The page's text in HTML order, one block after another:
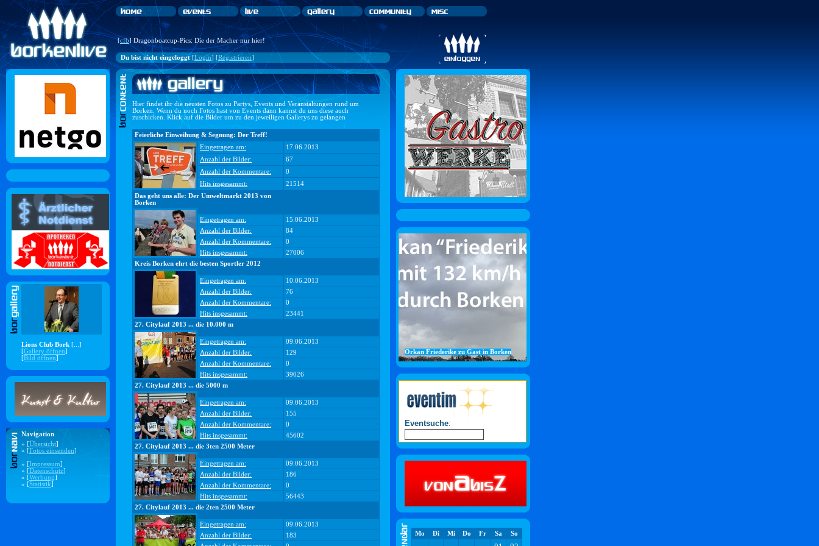
[cfb] Dragonboatcup-Pics: Die der Macher nur hier!
Du bist nicht eingeloggt[Login] [Registrieren]
Lions Club Bork [...]
[Gallery öffnen]
[Bild öffnen]
Navigation
» [Übersicht]
» [Fotos einsenden]
» [Impressum]
» [Datenschutz]
» [Werbung]
» [Statistik]
Hier findet ihr die neusten Fotos zu Partys, Events und Veranstaltungen rund um
Borken. Wenn du noch Fotos hast von Events dann kannst du uns diese auch
zuschicken. Klick auf die Bilder um zu den jeweiligen Gallerys zu gelangen
Feierliche Einweihung & Segnung: Der Treff!
Eingetragen am:
17.06.2013
Anzahl der Bilder:
67
Anzahl der Kommentare:
0
Hits insgesammt:
21514
Das geht uns alle: Der Umweltmarkt 2013 von
Borken
Eingetragen am:
15.06.2013
Anzahl der Bilder:
84
Anzahl der Kommentare:
0
Hits insgesammt:
27006
Kreis Borken ehrt die besten Sportler 2012
Eingetragen am:
10.06.2013
Anzahl der Bilder:
76
Anzahl der Kommentare:
0
Hits insgesammt:
23441
27. Citylauf 2013 ... die 10.000 m
Eingetragen am:
09.06.2013
Anzahl der Bilder:
129
Anzahl der Kommentare:
0
Hits insgesammt:
39026
27. Citylauf 2013 ... die 5000 m
Eingetragen am:
09.06.2013
Anzahl der Bilder:
155
Anzahl der Kommentare:
0
Hits insgesammt:
45602
27. Citylauf 2013 ... die 3ten 2500 Meter
Eingetragen am:
09.06.2013
Anzahl der Bilder:
186
Anzahl der Kommentare:
0
Hits insgesammt:
56443
27. Citylauf 2013 ... die 2ten 2500 Meter
Eingetragen am:
09.06.2013
Anzahl der Bilder:
183
Orkan Friederike zu Gast in Borken
Eventsuche:
Mo Di Mi Do Fr Sa So